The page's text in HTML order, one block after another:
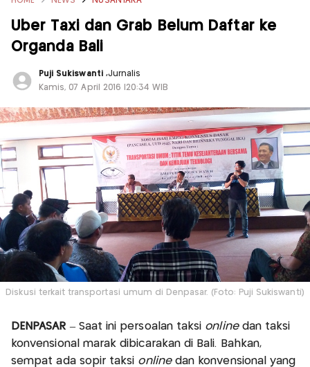
Uber Taxi dan Grab Belum Daftar ke
Organda Bali
Puji Sukiswanti ,Jurnalis
Kamis, 07 April 2016 |20:34 WIB
Diskusi terkait transportasi umum di Denpasar. (Foto: Puji Sukiswanti)
DENPASAR– Saat ini persoalan taksi online dan taksi
konvensional marak dibicarakan di Bali. Bahkan,
sempat ada sopir taksi online dan konvensional yang